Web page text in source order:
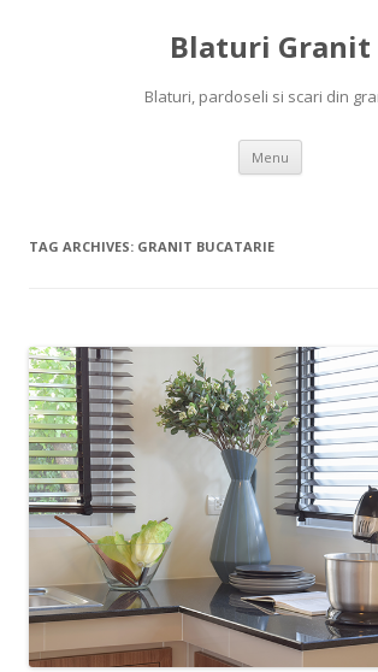
Blaturi Granit
Blaturi, pardoseli si scari din
Menu Skip to
TAG ARCHIVES: GRANIT BUCATARIE